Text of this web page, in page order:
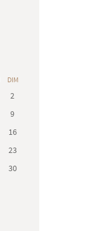
DIM
2
9
16
23
30